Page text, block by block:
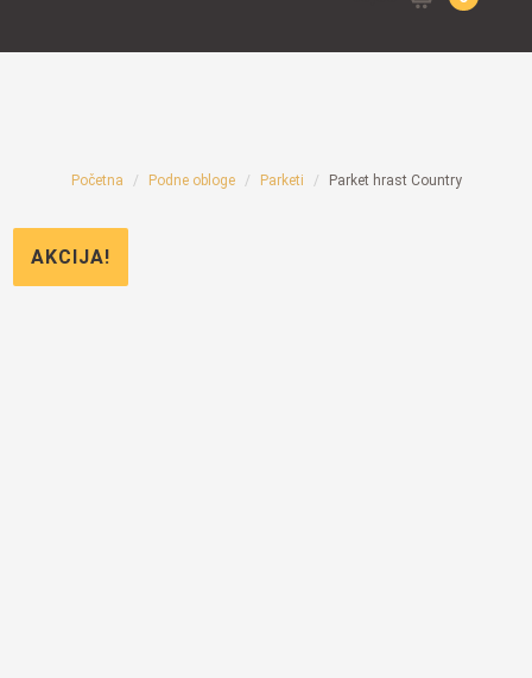
Početna Podne obloge Parketi Parket hrast Country
AKCIJA!